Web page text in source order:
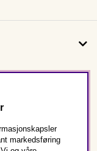
markedsføring